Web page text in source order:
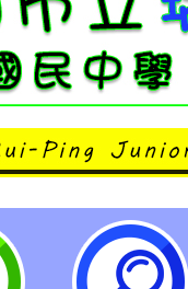
人員為參加
停薪期間得